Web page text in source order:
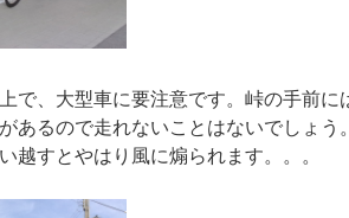
で、大型車に要注意です。峠の手前に
あるので走れないことはないでしょう
越すとやはり風に煽られます。。。